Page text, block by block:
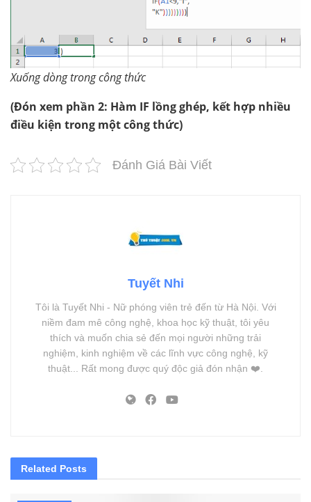
Xuống dòng trong công thức
(Đón xem phần 2: Hàm IF lồng ghép, kết hợp nhiều
điều kiện trong một công thức)
Đánh Giá Bài Viết
Tuyết Nhi
Tôi là Tuyết Nhi - Nữ phóng viên trẻ đến từ Hà Nội. Với
niềm đam mê công nghệ, khoa học kỹ thuật, tôi yêu
thích và muốn chia sẻ đến mọi người những trải
nghiệm, kinh nghiệm về các lĩnh vực công nghệ, kỹ
thuật... Rất mong được quý độc giả đón nhận ❤️.
Related Posts